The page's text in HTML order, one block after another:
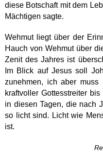
diese Botschaft mit dem
Mächtigen sagte.
Wehmut liegt über der
Hauch von Wehmut über
Zenit des Jahres ist
Im Blick auf Jesus soll
zunehmen, ich aber muss
kraftvoller Gottesstreiter
in diesen Tagen, die nach
so licht sind. Licht wie
ist.